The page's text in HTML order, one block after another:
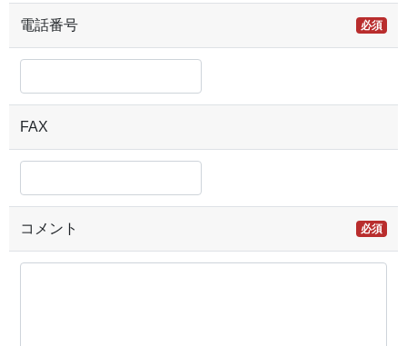
電話番号 必須
FAX
コメント 必須